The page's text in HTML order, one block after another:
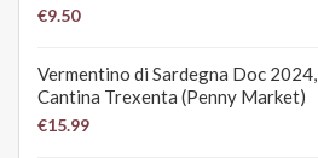
€9.50
Vermentino di Sardegna Doc 2024,
Cantina Trexenta (Penny Market)
€15.99